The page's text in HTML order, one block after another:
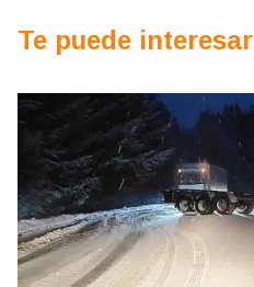
Te puede interesar